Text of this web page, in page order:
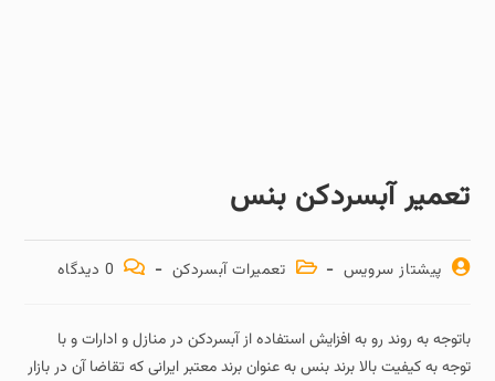
تعمیر آبسردکن بنس
پیشتاز سرویس تعمیرات آبسردکن 0 دیدگاه
باتوجه به روند رو به افزایش استفاده از آبسردکن در منازل و ادارات و با
توجه به کیفیت بالا برند بنس به عنوان برند معتبر ایرانی که تقاضا آن در بازار